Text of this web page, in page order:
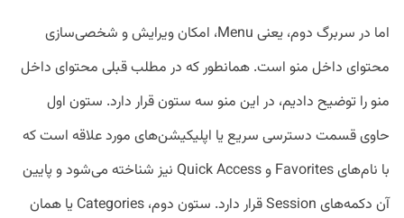
اما در سربرگ دوم، یعنی Menu، امکان ویرایش و شخصی‌سازی
محتوای داخل منو است. همانطور که در مطلب قبلی محتوای داخل
منو را توضیح دادیم، در این منو سه ستون قرار دارد. ستون اول
حاوی قسمت دسترسی سریع یا اپلیکیشن‌های مورد علاقه است که
با نام‌های Favorites و Quick Access نیز شناخته می‌شود و پایین
آن دکمه‌های Session قرار دارد. ستون دوم، Categories یا همان